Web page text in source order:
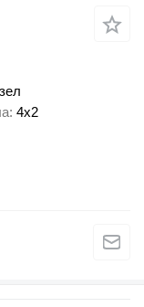
4x2